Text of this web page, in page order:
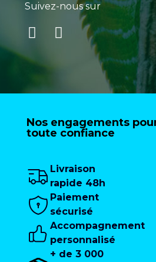
Suivez-nous sur
Nos engagements
toute confiance
Livraison
rapide 48h
Paiement
sécurisé
Accompagnement
personnalisé
+ de 3 000